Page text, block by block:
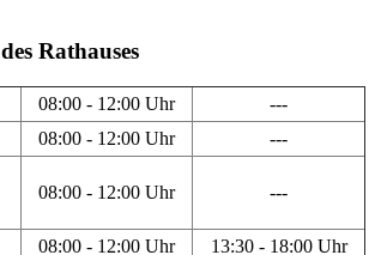
Rathauses
08:00 - 12:00 Uhr
---
08:00 - 12:00 Uhr ---
08:00 - 12:00 Uhr ---
08:00 - 12:00 Uhr
13:30 - 18:00 Uhr